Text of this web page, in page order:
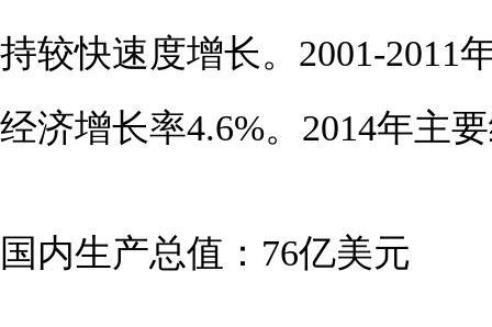
持较快速度增长。2001-2011
经济增长率4.6%。2014年主
国内生产总值：76亿美元